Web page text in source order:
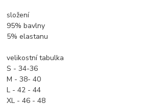
složení
95% bavlny
5% elastanu
velikostní tabulka
S - 34-36
M - 38- 40
L - 42 - 44
XL - 46 - 48